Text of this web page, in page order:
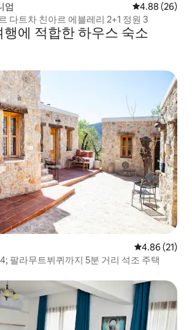
엄 평점 4.88점(5
4.88 (26)
다트차 친아르 에블레리 2+1 정원 3
행에 적합한 하우스 숙소
평점 4.86점
4.86 (21)
팔라무트뷔퀴까지 5분 거리 석조 주택